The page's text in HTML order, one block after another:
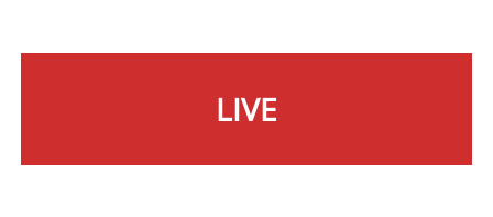
LIVE